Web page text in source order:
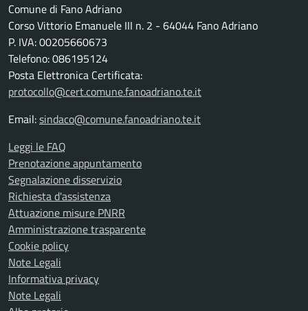
Comune di Fano Adriano
Corso Vittorio Emanuele III n. 2 - 64044 Fano Adriano
P. IVA: 00205660673
Telefono: 086195124
Posta Elettronica Certificata:
protocollo@cert.comune.fanoadriano.te.it
Email:sindaco@comune.fanoadriano.te.it
Leggi le FAQ
Prenotazione appuntamento
Segnalazione disservizio
Richiesta d'assistenza
Attuazione misure PNRR
Amministrazione trasparente
Cookie policy
Note Legali
Informativa privacy
Note Legali